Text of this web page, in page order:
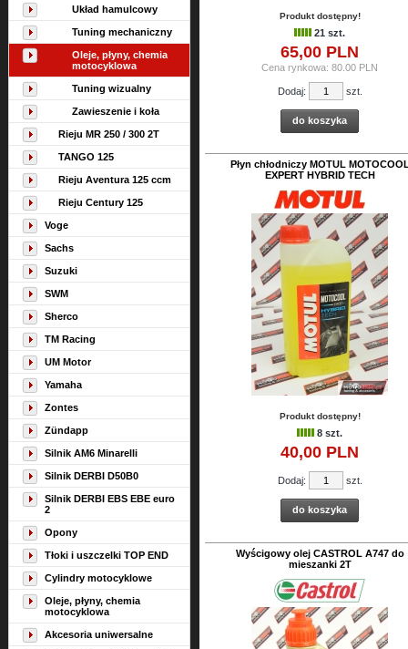
Układ hamulcowy
Tuning mechaniczny
Oleje, płyny, chemia
motocyklowa
Tuning wizualny
Zawieszenie i koła
Rieju MR 250 / 300 2T
TANGO 125
Rieju Aventura 125 ccm
Rieju Century 125
Voge
Sachs
Suzuki
SWM
Sherco
TM Racing
UM Motor
Yamaha
Zontes
Zündapp
Silnik AM6 Minarelli
Silnik DERBI D50B0
Silnik DERBI EBS EBE euro
2
Opony
Tłoki i uszczelki TOP END
Cylindry motocyklowe
Oleje, płyny, chemia
motocyklowa
Akcesoria uniwersalne
Produkt dostępny!
21 szt.
65,00 PLN
Cena rynkowa: 80.00 PLN
Dodaj: szt.
do koszyka
Płyn chłodniczy MOTUL
EXPERT HYBRID TECH
Produkt dostępny!
8 szt.
40,00 PLN
Dodaj: szt.
do koszyka
Wyścigowy olej CASTROL A747 do
mieszanki 2T